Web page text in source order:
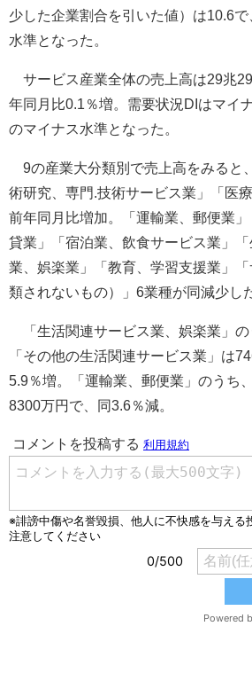
少した企業割合を引いた値）は10.6
水準となった。
サービス産業全体の売上高は29兆
年同月比0.1％増。需要状況DIはマイ
のマイナス水準となった。
9の産業大分類別で売上高をみると
術研究、専門.技術サービス業」「医
前年同月比増加。「運輸業、郵便業
貸業」「宿泊業、飲食サービス業」
業、娯楽業」「教育、学習支援業」
類されないもの）」6業種が同減少し
「生活関連サービス業、娯楽業」
「その他の生活関連サービス業」は
5.9％増。「運輸業、郵便業」のうち
8300万円で、同3.6％減。